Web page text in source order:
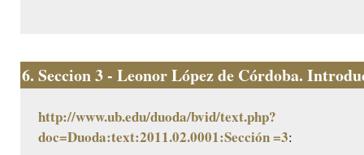
6. Seccion 3 - Leonor López de Córdoba.
http://www.ub.edu/duoda/bvid/text.php?
doc=Duoda:text:2011.02.0001:Sección =3: